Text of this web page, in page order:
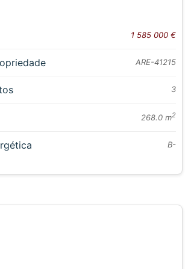
1 585 000 €
ARE-41215
3
268.0 m2
B-